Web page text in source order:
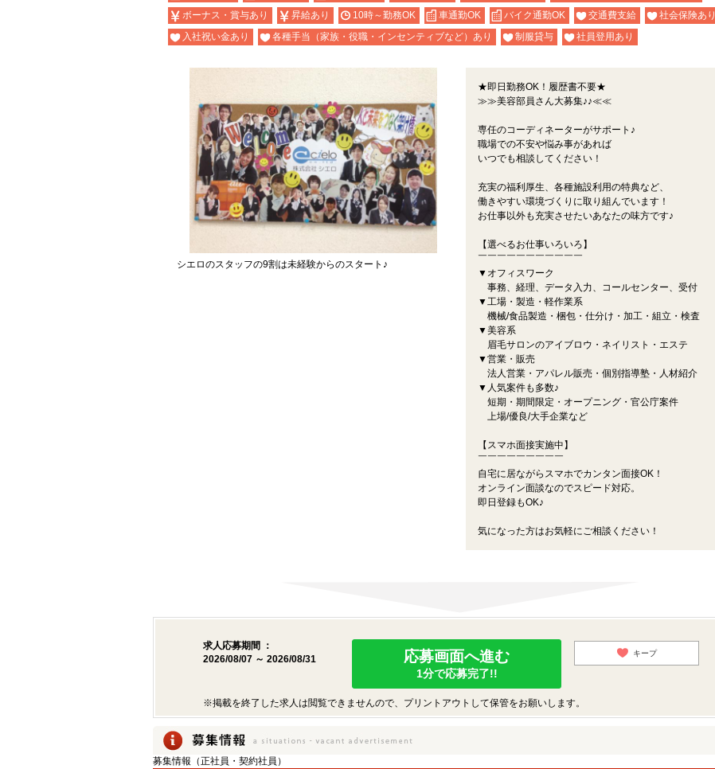
ボーナス・賞与あり
昇給あり 10時～勤務OK 車通勤OK バイク通勤OK 交通費支給
社会保険あり
入社祝い金あり
各種手当（家族・役職・インセンティブなど）あり 制服貸与 社員登用あり
シエロのスタッフの9割は未経験からのスタート♪
★即日勤務OK！履歴書不要★
≫≫美容部員さん大募集♪♪≪≪
専任のコーディネーターがサポート♪
職場での不安や悩み事があれば
いつでも相談してください！
充実の福利厚生、各種施設利用の特典など、
働きやすい環境づくりに取り組んでいます！
お仕事以外も充実させたいあなたの味方です♪
【選べるお仕事いろいろ】
￣￣￣￣￣￣￣￣￣￣￣
▼オフィスワーク
事務、経理、データ入力、コールセンター、受付
▼工場・製造・軽作業系
機械/食品製造・梱包・仕分け・加工・組立・検査
▼美容系
眉毛サロンのアイブロウ・ネイリスト・エステ
▼営業・販売
法人営業・アパレル販売・個別指導塾・人材紹介
▼人気案件も多数♪
短期・期間限定・オープニング・官公庁案件
上場/優良/大手企業など
【スマホ面接実施中】
￣￣￣￣￣￣￣￣￣
自宅に居ながらスマホでカンタン面接OK！
オンライン面談なのでスピード対応。
即日登録もOK♪
気になった方はお気軽にご相談ください！
求人応募期間 ：
2026/08/07 ～ 2026/08/31
応募画面へ進む
1分で応募完了!!
キープ
※掲載を終了した求人は閲覧できませんので、プリントアウトして保管をお願いします。
募集情報（正社員・契約社員）